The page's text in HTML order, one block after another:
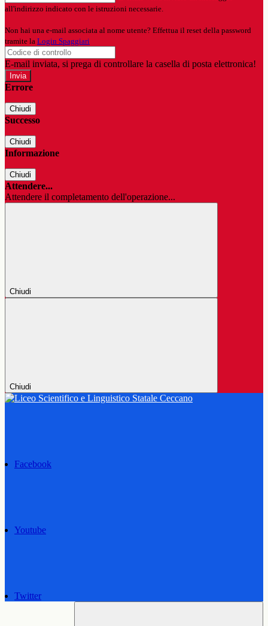
all'indirizzo indicato con le istruzioni necessarie.
Non hai una e-mail associata al nome utente? Effettua il reset della password
tramite la Login Spaggiari
E-mail inviata, si prega di controllare la casella di posta elettronica!
Errore
Chiudi
Successo
Chiudi
Informazione
Chiudi
Attendere...
Attendere il completamento dell'operazione...
Chiudi
Chiudi
Facebook
Youtube
Twitter